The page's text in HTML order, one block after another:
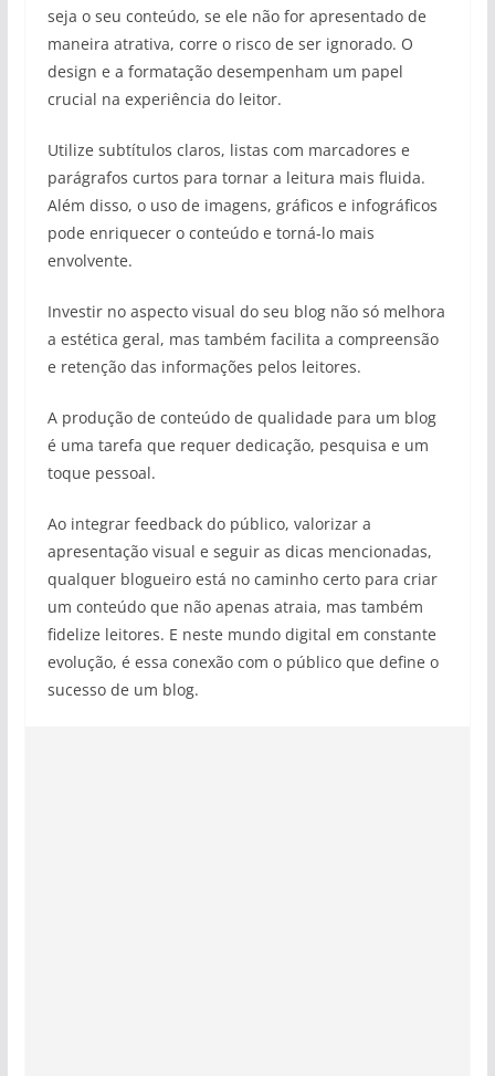
seja o seu conteúdo, se ele não for apresentado de
maneira atrativa, corre o risco de ser ignorado. O
design e a formatação desempenham um papel
crucial na experiência do leitor.
Utilize subtítulos claros, listas com marcadores e
parágrafos curtos para tornar a leitura mais fluida.
Além disso, o uso de imagens, gráficos e infográficos
pode enriquecer o conteúdo e torná-lo mais
envolvente.
Investir no aspecto visual do seu blog não só melhora
a estética geral, mas também facilita a compreensão
e retenção das informações pelos leitores.
A produção de conteúdo de qualidade para um blog
é uma tarefa que requer dedicação, pesquisa e um
toque pessoal.
Ao integrar feedback do público, valorizar a
apresentação visual e seguir as dicas mencionadas,
qualquer blogueiro está no caminho certo para criar
um conteúdo que não apenas atraia, mas também
fidelize leitores. E neste mundo digital em constante
evolução, é essa conexão com o público que define o
sucesso de um blog.